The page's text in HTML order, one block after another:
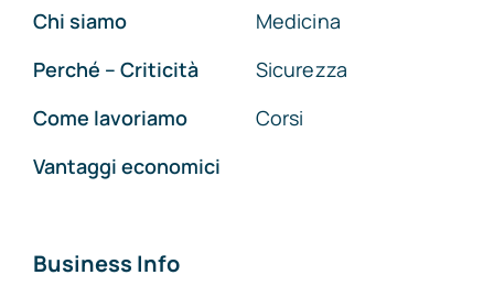
Chi siamo
Perché – Criticità
Come lavoriamo
Vantaggi economici
Medicina
Sicurezza
Corsi
Business Info